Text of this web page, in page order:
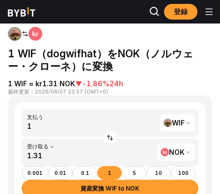
登録
ホーム WIF to NOK
1 WIF（dogwifhat）をNOK（ノルウェ
ー・クローネ）に変換
1 WIF ≈ kr1.31 NOK▼-1.86%24h
最終更新 ： 2026/08/07 23:57 (GMT+0)
支払う
WIF
受け取る ~
NOK
0.001 0.01 0.1 1 5 10 100
資産変換 WIF to NOK